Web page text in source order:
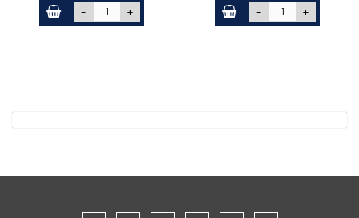
- +
- +